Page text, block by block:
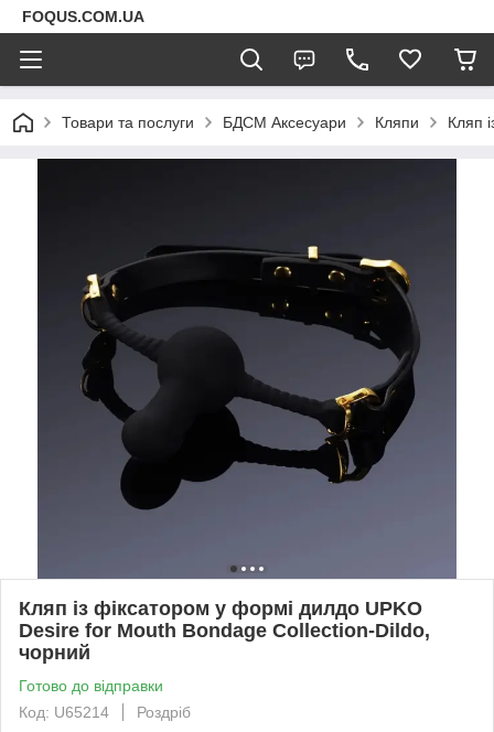
FOQUS.COM.UA
Товари та послуги БДСМ Аксесуари Кляпи Кляп
Кляп із фіксатором у формі дилдо UPKO
Desire for Mouth Bondage Collection-Dildo,
чорний
Готово до відправки
Код: U65214
Роздріб